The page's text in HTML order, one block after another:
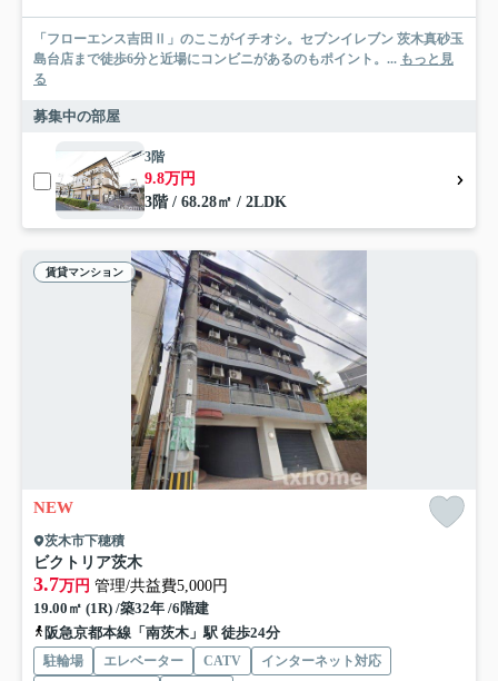
「フローエンス吉田Ⅱ」のここがイチオシ。セブンイレブン 茨木真砂玉
島台店まで徒歩6分と近場にコンビニがあるのもポイント。... もっと見
る
募集中の部屋
3階
9.8万円
3階 / 68.28㎡ / 2LDK
賃貸マンション
NEW
茨木市下穂積
ビクトリア茨木
3.7万円 管理/共益費5,000円
19.00㎡ (1R) /築32年 /6階建
阪急京都本線「南茨木」駅 徒歩24分
駐輪場 エレベーター CATV
インターネット対応